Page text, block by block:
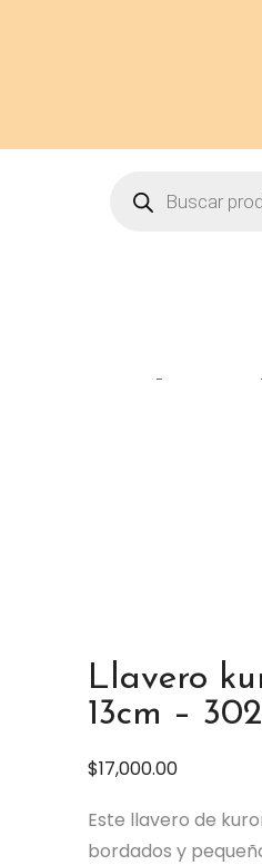
Llavero
13cm –
$17,000.00
Este llavero de
bordados y